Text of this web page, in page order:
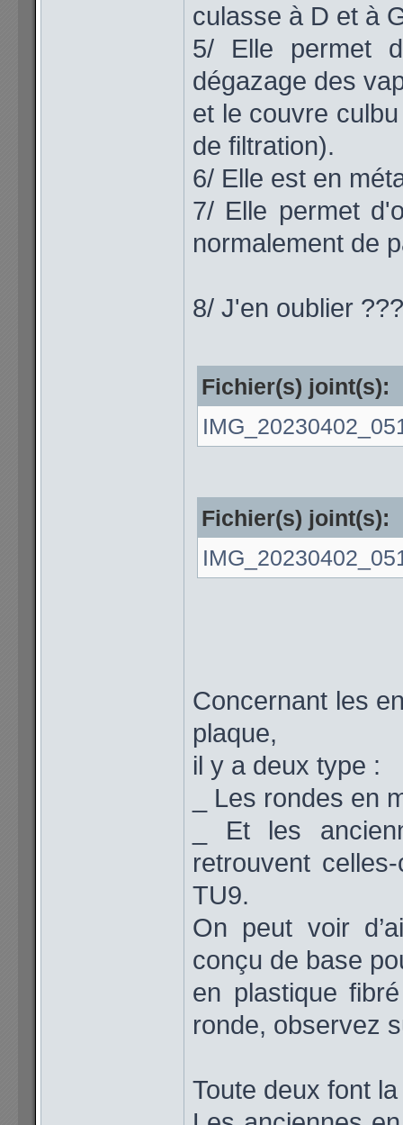
culasse à D et à
5/ Elle permet
dégazage des
et le couvre
de filtration).
6/ Elle est en
7/ Elle permet
normalement de
8/ J'en oublier ???
Fichier(s) joint(s):
Fichier(s) joint(s):
Concernant les
plaque,
il y a deux type :
_ Les rondes en
_ Et les
retrouvent
TU9.
On peut voir
conçu de base
en plastique
ronde, observez
Toute deux font